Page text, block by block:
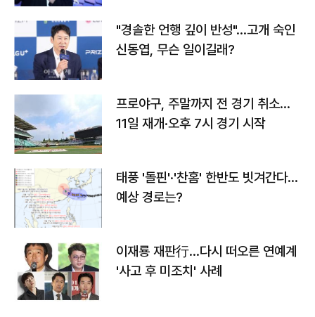
"경솔한 언행 깊이 반성"…고개 숙인
신동엽, 무슨 일이길래?
프로야구, 주말까지 전 경기 취소…
11일 재개·오후 7시 경기 시작
태풍 '돌핀'·'찬홈' 한반도 빗겨간다…
예상 경로는?
이재룡 재판行…다시 떠오른 연예계
'사고 후 미조치' 사례